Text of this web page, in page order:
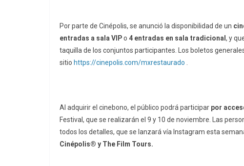
Por parte de Cinépolis, se anunció la disponibilidad de un
entradas a sala VIPo 4 entradas en sala tradicional , y
taquilla de los conjuntos participantes. Los boletos
sitio https://cinepolis.com/mxrestaurado
Al adquirir el cinebono, el público podrá participar por
Festival, que se realizarán el 9 y 10 de noviembre. Las
todos los detalles, que se lanzará vía Instagram esta
Cinépolis® y The Film Tours.